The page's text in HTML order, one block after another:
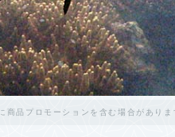
商品プロモーションを含む場合がありま